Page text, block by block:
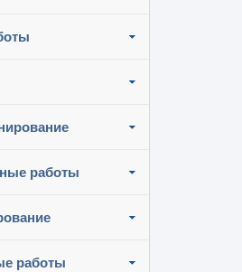
работы
работы